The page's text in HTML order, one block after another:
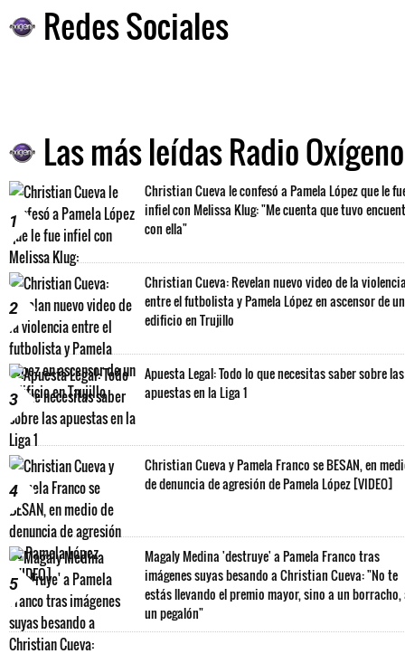
Redes Sociales
Las más leídas Radio Oxígeno
1
Christian Cueva le confesó a Pamela López que le
infiel con Melissa Klug: "Me cuenta que tuvo
con ella"
2
Christian Cueva: Revelan nuevo video de la
entre el futbolista y Pamela López en ascensor de un
edificio en Trujillo
3
Apuesta Legal: Todo lo que necesitas saber sobre las
apuestas en la Liga 1
4
Christian Cueva y Pamela Franco se BESAN, en
de denuncia de agresión de Pamela López [VIDEO]
5
Magaly Medina 'destruye' a Pamela Franco tras
imágenes suyas besando a Christian Cueva: "No te
estás llevando el premio mayor, sino a un borracho,
un pegalón"